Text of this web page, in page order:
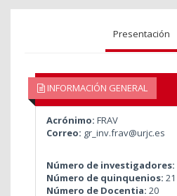
Presentación
INFORMACIÓN GENERAL
Acrónimo: FRAV
Correo: gr_inv.frav@urjc.es
Número de investigadores:
Número de quinquenios: 21
Número de Docentia: 20